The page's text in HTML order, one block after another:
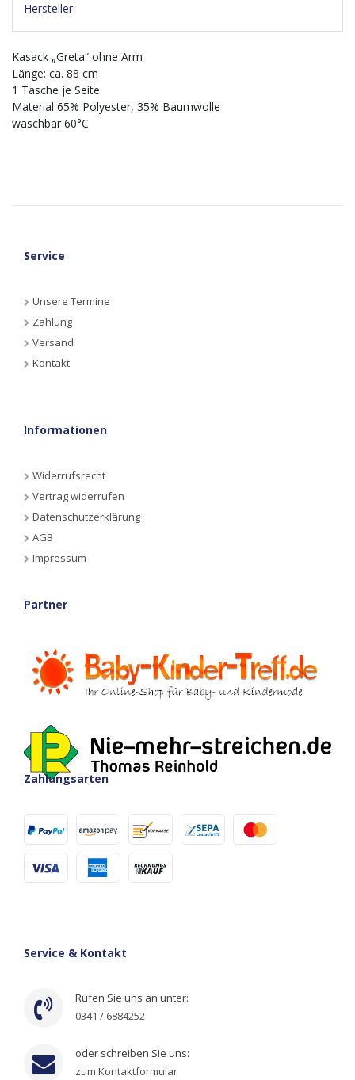
Hersteller
Kasack „Greta“ ohne Arm
Länge: ca. 88 cm
1 Tasche je Seite
Material 65% Polyester, 35% Baumwolle
waschbar 60°C
Service
Unsere Termine
Zahlung
Versand
Kontakt
Informationen
Widerrufsrecht
Vertrag widerrufen
Datenschutzerklärung
AGB
Impressum
Partner
Zahlungsarten
Service & Kontakt
Rufen Sie uns an unter:
0341 / 6884252
oder schreiben Sie uns:
zum Kontaktformular